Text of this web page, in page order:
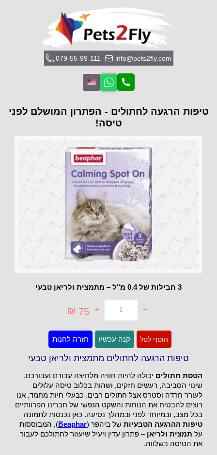
079-55-99-111 info@pets2fly.com
טיפות הרגעה לחתולים - הפתרון המושלם לפני
טיסה!
טיפות הרגעה לחתולים מתמצית ולריאן טבעי
הטסת חתולים יכולה להיות חוויה מלחיצה עבורם ועבורכם.
שינוי הסביבה, רעשים חזקים, ושהות בכלוב טיסה עלולים
לעורר חרדה וסטרס אצל חתולים רבים. כבעלי חיות מחמד, אנו
רוצים להבטיח את הנוחות והשקט הנפשי של חברינו הפרוותיים
בכל מצב, ובמיוחד לפני ובמהלך נסיעה. כאן נכנסות לתמונה
טיפות ההרגעה הטבעיות של ביהפר (Beaphar), המבוססות
על תמצית ולריאן – פתרון עדין ויעיל שיעזור לחתולכם לעבור
את הטיסה בשלווה.
3 חבילות של 0.4 מ"ל – מתמצית ולריאן טבעי
75
₪
כמות
של
טיפות
הרגעה
לחתולים
מתמצית
ולריאן
טבעי
הוסף לסל קנה עכשיו חזרה לחנות